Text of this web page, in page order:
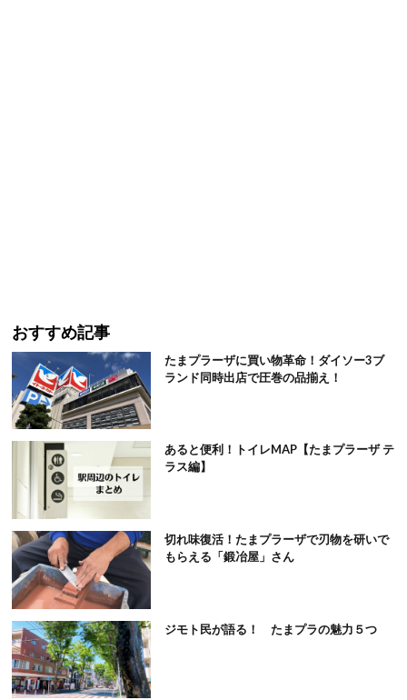
おすすめ記事
たまプラーザに買い物革命！ダイソー3ブ
ランド同時出店で圧巻の品揃え！
あると便利！トイレMAP【たまプラーザ テ
ラス編】
切れ味復活！たまプラーザで刃物を研いで
もらえる「鍛冶屋」さん
ジモト民が語る！ たまプラの魅力５つ